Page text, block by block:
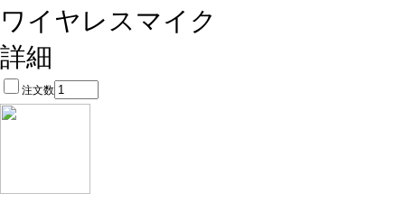
ワイヤレスマイク
詳細
注文数